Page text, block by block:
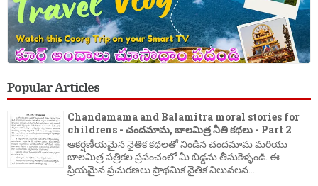
Popular Articles
Chandamama and Balamitra moral stories for
childrens - చందమామ, బాలమిత్ర నీతి కథలు - Part 2
ఆకర్షణీయమైన నైతిక కథలతో నిండిన చందమామ మరియు
బాలమిత్ర పత్రికల ప్రపంచంలో మీ బిడ్డను తీసుకెళ్ళండి. ఈ
ప్రియమైన ప్రచురణలు ప్రాథమిక నైతిక విలువలన...